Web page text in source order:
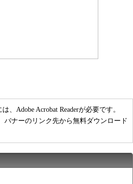
Adobe Acrobat Readerが必要です。
バナーのリンク先から無料ダウンロード